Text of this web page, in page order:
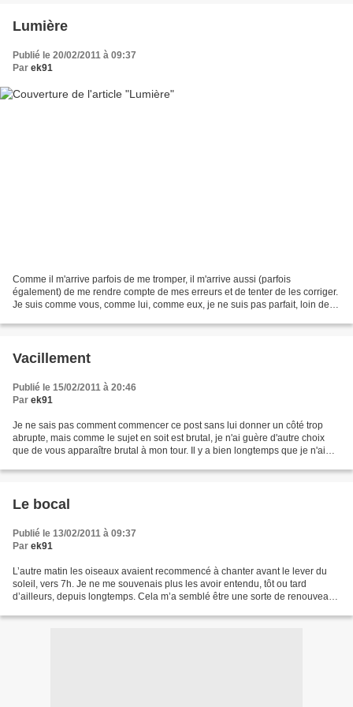
Lumière
Publié le 20/02/2011 à 09:37
Par ek91
Comme il m'arrive parfois de me tromper, il m'arrive aussi (parfois
également) de me rendre compte de mes erreurs et de tenter de les corriger.
Je suis comme vous, comme lui, comme eux, je ne suis pas parfait, loin de là
Vacillement
Publié le 15/02/2011 à 20:46
Par ek91
Je ne sais pas comment commencer ce post sans lui donner un côté trop
abrupte, mais comme le sujet en soit est brutal, je n'ai guère d'autre choix
que de vous apparaître brutal à mon tour. Il y a bien longtemps que je n'ai
Le bocal
Publié le 13/02/2011 à 09:37
Par ek91
L’autre matin les oiseaux avaient recommencé à chanter avant le lever du
soleil, vers 7h. Je ne me souvenais plus les avoir entendu, tôt ou tard
d’ailleurs, depuis longtemps. Cela m’a semblé être une sorte de renouveau,